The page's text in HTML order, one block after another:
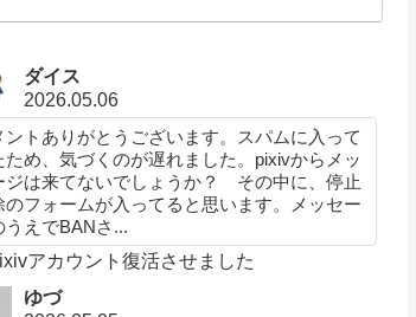
ダイス
2026.05.06
ントありがとうございます。スパムに入って
ため、気づくのが遅れました。pixivからメッ
ジは来てないでしょうか？ その中に、停止
のフォームが入ってると思います。メッセー
うえでBANさ...
アカウント復活させました
ゆづ